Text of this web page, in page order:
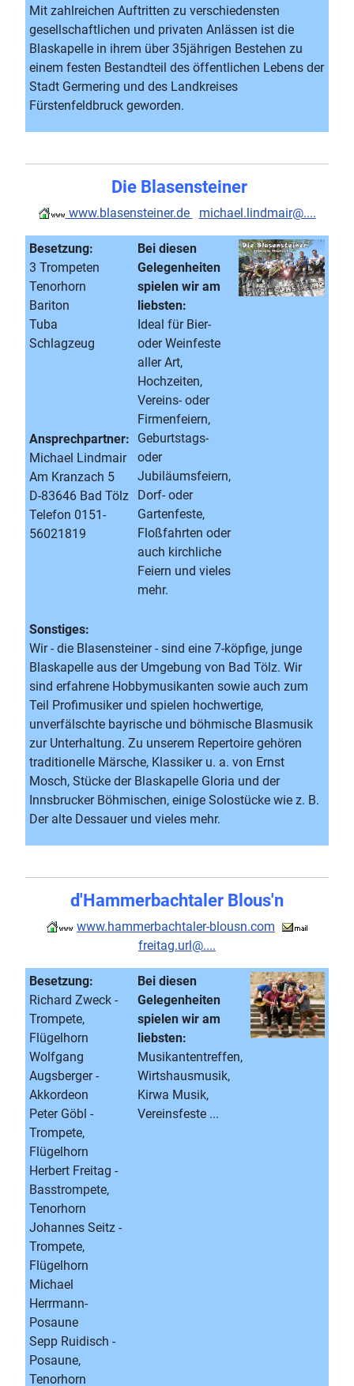
Mit zahlreichen Auftritten zu verschiedensten
gesellschaftlichen und privaten Anlässen ist die
Blaskapelle in ihrem über 35jährigen Bestehen zu
einem festen Bestandteil des öffentlichen Lebens der
Stadt Germering und des Landkreises
Fürstenfeldbruck geworden.
Die Blasensteiner
www.blasensteiner.de michael.lindmair@....
Besetzung:
3 Trompeten
Tenorhorn
Bariton
Tuba
Schlagzeug
Bei diesen
Gelegenheiten
spielen wir am
liebsten:
Ideal für Bier-
oder Weinfeste
aller Art,
Hochzeiten,
Vereins- oder
Firmenfeiern,
Geburtstags-
oder
Jubiläumsfeiern,
Dorf- oder
Gartenfeste,
Floßfahrten oder
auch kirchliche
Feiern und vieles
mehr.
Ansprechpartner:
Michael Lindmair
Am Kranzach 5
D-83646 Bad Tölz
Telefon 0151-
56021819
Sonstiges:
Wir - die Blasensteiner - sind eine 7-köpfige, junge
Blaskapelle aus der Umgebung von Bad Tölz. Wir
sind erfahrene Hobbymusikanten sowie auch zum
Teil Profimusiker und spielen hochwertige,
unverfälschte bayrische und böhmische Blasmusik
zur Unterhaltung. Zu unserem Repertoire gehören
traditionelle Märsche, Klassiker u. a. von Ernst
Mosch, Stücke der Blaskapelle Gloria und der
Innsbrucker Böhmischen, einige Solostücke wie z. B.
Der alte Dessauer und vieles mehr.
d'Hammerbachtaler Blous'n
www.hammerbachtaler-blousn.com
freitag.url@....
Besetzung:
Richard Zweck -
Trompete,
Flügelhorn
Wolfgang
Augsberger -
Akkordeon
Peter Göbl -
Trompete,
Flügelhorn
Herbert Freitag -
Basstrompete,
Tenorhorn
Johannes Seitz -
Trompete,
Flügelhorn
Michael
Herrmann-
Posaune
Sepp Ruidisch -
Posaune,
Tenorhorn
Bei diesen
Gelegenheiten
spielen wir am
liebsten:
Musikantentreffen,
Wirtshausmusik,
Kirwa Musik,
Vereinsfeste ...